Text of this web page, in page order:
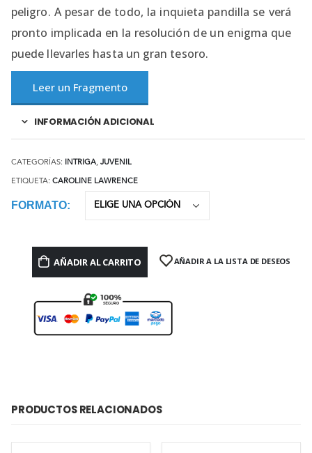
peligro. A pesar de todo, la inquieta pandilla se verá
pronto implicada en la resolución de un enigma que
puede llevarles hasta un gran tesoro.
Leer un Fragmento
INFORMACIÓN ADICIONAL
CATEGORÍAS: INTRIGA, JUVENIL
ETIQUETA: CAROLINE LAWRENCE
FORMATO
AÑADIR AL CARRITO AÑADIR A LA LISTA DE DESEOS
PRODUCTOS RELACIONADOS